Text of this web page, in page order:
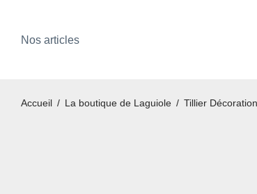
Nos articles
Accueil / La boutique de Laguiole / Tillier Décoration